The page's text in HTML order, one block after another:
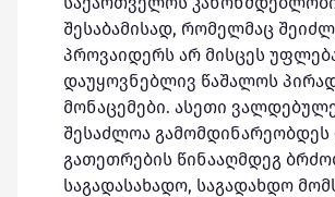
შესაბამისად, რომელმაც
პროვაიდერს არ მისცეს
დაუყოვნებლივ წაშალოს
მონაცემები. ასეთი
შესაძლოა
გათეთრების წინააღმდეგ
საგადასახადო, საგადახდო